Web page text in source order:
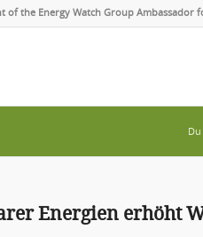
of the Energy Watch Group
Energien erhöht